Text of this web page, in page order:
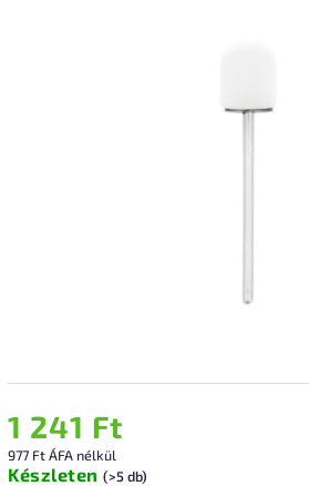
1 241 Ft
977 Ft ÁFA nélkül
Készleten (>5 db)